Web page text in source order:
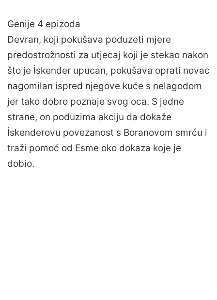
Genije 4 epizoda
Devran, koji pokušava poduzeti mjere
predostrožnosti za utjecaj koji je stekao nakon
što je İskender upucan, pokušava oprati novac
nagomilan ispred njegove kuće s nelagodom
jer tako dobro poznaje svog oca. S jedne
strane, on poduzima akciju da dokaže
İskenderovu povezanost s Boranovom smrću i
traži pomoć od Esme oko dokaza koje je
dobio.